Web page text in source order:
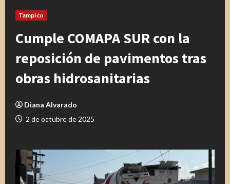
Tampico
Cumple COMAPA SUR con la
reposición de pavimentos tras
obras hidrosanitarias
Diana Alvarado
2 de octubre de 2025